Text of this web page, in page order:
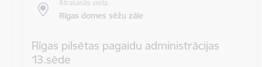
Atrašanās vieta
Rīgas domes sēžu zāle
Rīgas pilsētas pagaidu administrācijas
13.sēde